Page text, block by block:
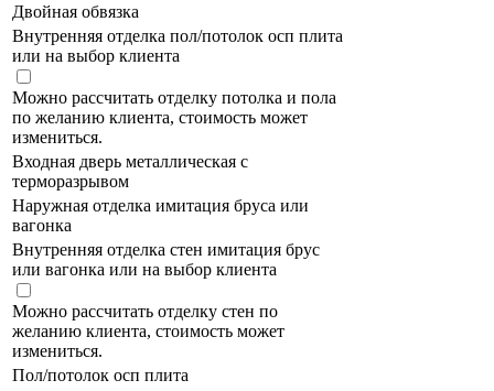
Двойная обвязка
Внутренняя отделка пол/потолок осп плита
или на выбор клиента
Можно рассчитать отделку потолка и пола
по желанию клиента, стоимость может
измениться.
Входная дверь металлическая с
терморазрывом
Наружная отделка имитация бруса или
вагонка
Внутренняя отделка стен имитация брус
или вагонка или на выбор клиента
Можно рассчитать отделку стен по
желанию клиента, стоимость может
измениться.
Пол/потолок осп плита